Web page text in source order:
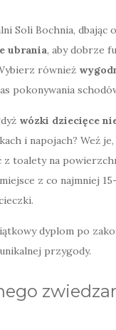
Soli Bochnia, dbając
ubrania, aby dobrze
również
pokonywania
wózki dziecięce
i napojach? Weź
toalety na
z co najmniej
dyplom po
przygody.